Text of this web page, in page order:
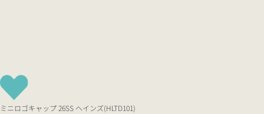
ミニロゴキャップ 26SS ヘインズ(HLTD101)